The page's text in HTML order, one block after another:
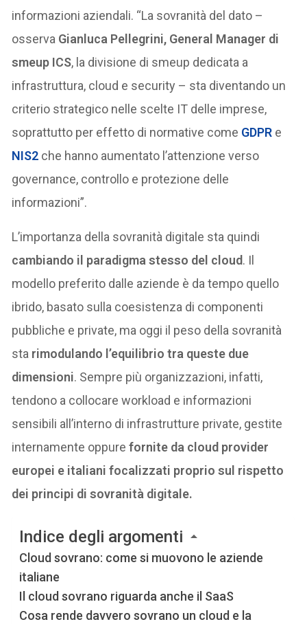
informazioni aziendali. “La sovranità del dato –
osserva Gianluca Pellegrini, General Manager di
smeup ICS, la divisione di smeup dedicata a
infrastruttura, cloud e security – sta diventando un
criterio strategico nelle scelte IT delle imprese,
soprattutto per effetto di normative come GDPR e
NIS2 che hanno aumentato l’attenzione verso
governance, controllo e protezione delle
informazioni”.
L’importanza della sovranità digitale sta quindi
cambiando il paradigma stesso del cloud. Il
modello preferito dalle aziende è da tempo quello
ibrido, basato sulla coesistenza di componenti
pubbliche e private, ma oggi il peso della sovranità
sta rimodulando l’equilibrio tra queste due
dimensioni. Sempre più organizzazioni, infatti,
tendono a collocare workload e informazioni
sensibili all’interno di infrastrutture private, gestite
internamente oppurefornite da cloud provider
europei e italiani focalizzati proprio sul rispetto
dei principi di sovranità digitale.
Indice degli argomenti
Cloud sovrano: come si muovono le aziende
italiane
Il cloud sovrano riguarda anche il SaaS
Cosa rende davvero sovrano un cloud e la